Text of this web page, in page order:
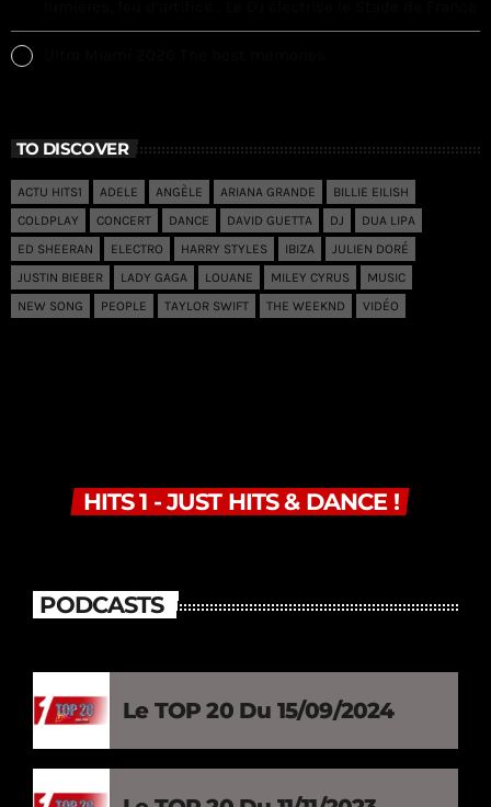
TO DISCOVER
ACTU HITS1 ADELE ANGÈLE ARIANA GRANDE
BILLIE EILISH
COLDPLAY
CONCERT DANCE DAVID GUETTA DJ
DUA LIPA
ED SHEERAN
ELECTRO HARRY STYLES IBIZA
JULIEN DORÉ
JUSTIN BIEBER
LADY GAGA LOUANE MILEY CYRUS
MUSIC
NEW SONG
PEOPLE TAYLOR SWIFT THE WEEKND VIDÉO
HITS 1 - JUST HITS & DANCE !
PODCASTS
Le TOP 20 Du 15/09/2024